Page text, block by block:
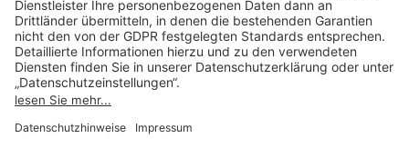
Online einkaufen & buchen
Über uns